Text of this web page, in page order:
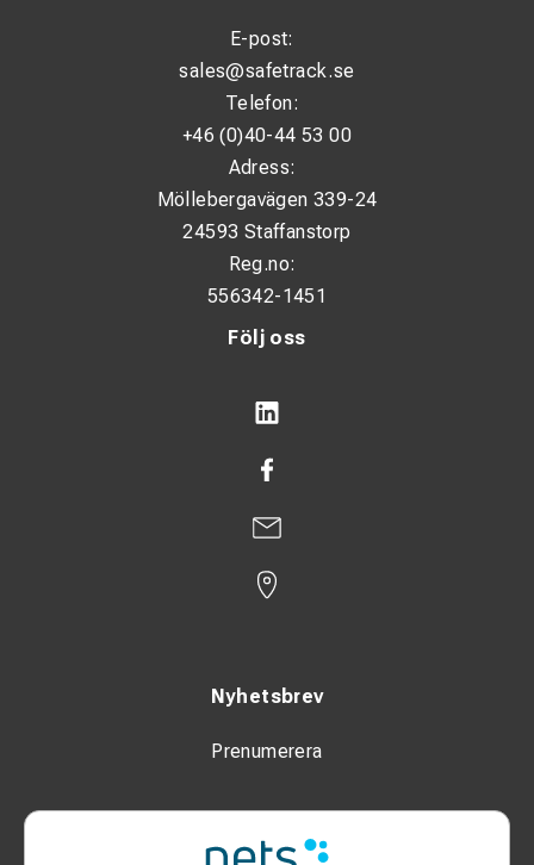
Följ oss
Nyhetsbrev
Prenumerera
E-post:
sales@safetrack.se
Telefon:
+46 (0)40-44 53 00
Adress:
Möllebergavägen 339-24
24593 Staffanstorp
Reg.no:
556342-1451